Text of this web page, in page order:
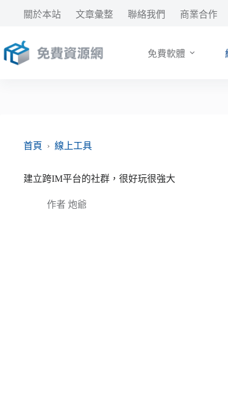
要
內
關於本站 文章彙整 聯絡我們 商業合作
免費軟體
首頁 › 線上工具
建立跨IM平台的社群，很好玩很強大
作者 炮爺